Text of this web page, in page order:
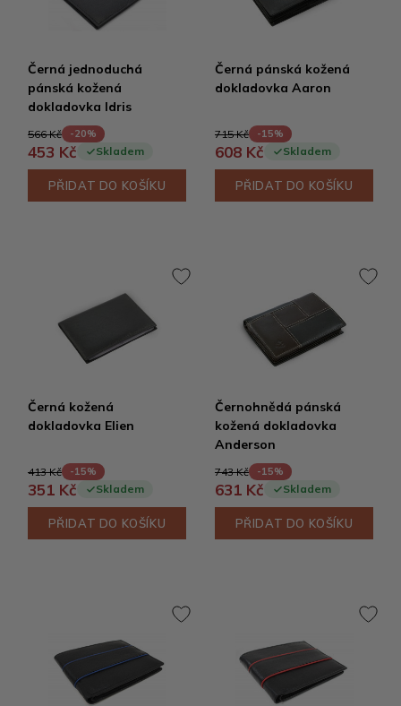
Černá jednoduchá
pánská kožená
dokladovka Idris
566 Kč -20%
453 Kč Skladem
PŘIDAT DO KOŠÍKU
Černá pánská kožená
dokladovka Aaron
715 Kč -15%
608 Kč Skladem
PŘIDAT DO KOŠÍKU
Černá kožená
dokladovka Elien
413 Kč -15%
351 Kč Skladem
PŘIDAT DO KOŠÍKU
Černohnědá pánská
kožená dokladovka
Anderson
743 Kč -15%
631 Kč Skladem
PŘIDAT DO KOŠÍKU